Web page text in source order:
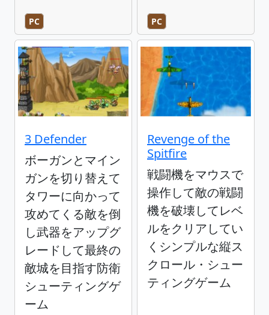
PC PC
3 Defender
ボーガンとマイン
ガンを切り替えて
タワーに向かって
攻めてくる敵を倒
し武器をアップグ
レードして最終の
敵城を目指す防衛
シューティングゲ
ーム
Revenge of the
Spitfire
戦闘機をマウスで
操作して敵の戦闘
機を破壊してレベ
ルをクリアしてい
くシンプルな縦ス
クロール・シュー
ティングゲーム